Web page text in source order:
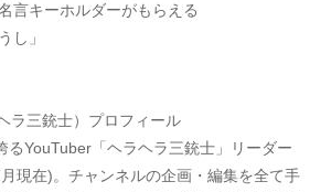
言キーホルダーがもらえる
し」
ラ三銃士）プロフィール
るYouTuber「ヘラヘラ三銃士」リーダー
現在)。チャンネルの企画・編集を全て手